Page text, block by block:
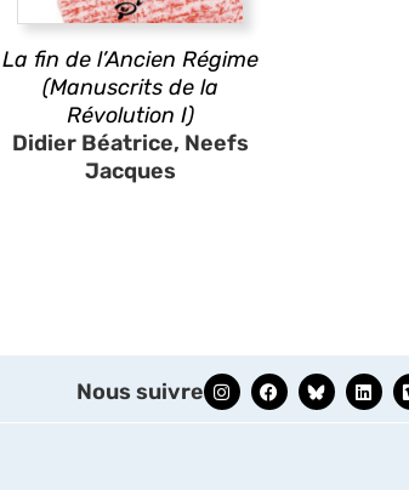
La fin de l’Ancien Régime
(Manuscrits de la
Révolution I)
Didier Béatrice, Neefs
Jacques
Nous suivre